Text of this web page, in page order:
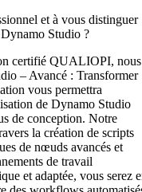
et à vous distinguer
Studio ?
certifié QUALIOPI, nous
– Avancé : Transformer
vous permettra
de Dynamo Studio
de conception. Notre
la création de scripts
de nœuds avancés et
de travail
et adaptée, vous serez